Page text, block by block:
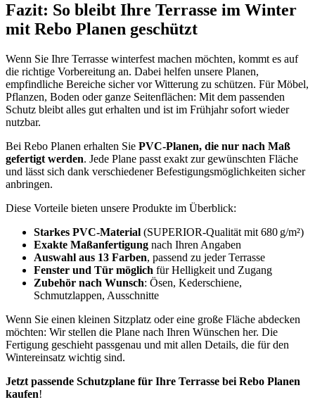
Fazit: So bleibt Ihre Terrasse im Winter
mit Rebo Planen geschützt
Wenn Sie Ihre Terrasse winterfest machen möchten, kommt es auf
die richtige Vorbereitung an. Dabei helfen unsere Planen,
empfindliche Bereiche sicher vor Witterung zu schützen. Für Möbel,
Pflanzen, Boden oder ganze Seitenflächen: Mit dem passenden
Schutz bleibt alles gut erhalten und ist im Frühjahr sofort wieder
nutzbar.
Bei Rebo Planen erhalten Sie PVC-Planen, die nur nach Maß
gefertigt werden. Jede Plane passt exakt zur gewünschten Fläche
und lässt sich dank verschiedener Befestigungsmöglichkeiten sicher
anbringen.
Diese Vorteile bieten unsere Produkte im Überblick:
Starkes PVC-Material (SUPERIOR-Qualität mit 680 g/m²)
Exakte Maßanfertigung nach Ihren Angaben
Auswahl aus 13 Farben, passend zu jeder Terrasse
Fenster und Tür möglich für Helligkeit und Zugang
Zubehör nach Wunsch: Ösen, Kederschiene,
Schmutzlappen, Ausschnitte
Wenn Sie einen kleinen Sitzplatz oder eine große Fläche abdecken
möchten: Wir stellen die Plane nach Ihren Wünschen her. Die
Fertigung geschieht passgenau und mit allen Details, die für den
Wintereinsatz wichtig sind.
Jetzt passende Schutzplane für Ihre Terrasse bei Rebo Planen
kaufen!